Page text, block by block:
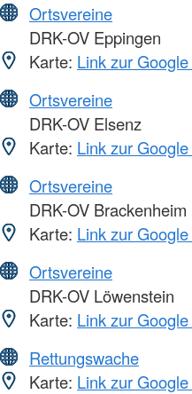
Ortsvereine
DRK-OV Eppingen
Karte: Link zur
Ortsvereine
DRK-OV Elsenz
Karte: Link zur
Ortsvereine
DRK-OV Brackenheim
Karte: Link zur
Ortsvereine
DRK-OV Löwenstein
Karte: Link zur
Rettungswache
Karte: Link zur